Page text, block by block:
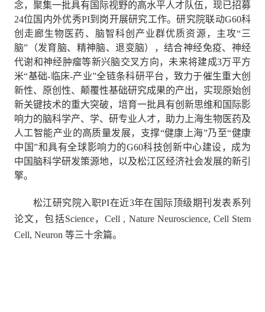
念，聚集一批具有国际视野的高水平人才队伍，现已招募
24位国内外优秀PI到岗开展研究工作。研究院联动G60科
创走廊生物医药、脑智科创产业群优质资源，主攻“三
脑” （发育脑、精神脑、退变脑），结合神经免疫、神经
代谢和神经肿瘤等新兴脑交叉方向，未来将建成3万平方
米“基础- 临床-产业”全链条科研平台，致力于催生重大创
新性、原创性、颠覆性基础研究成果的产出，实现原始创
新关键技术的重大突破，培育一批具有创新思维和国际影
响力的脑科学产、学、研专业人才，助力上海生物医药及
人工智能产业的高质量发展，支撑“健康上海”乃至“健康
中国”和具有全球影响力的G60科技创新中心建设，成为
中国脑科学研发策源地，以及松江区经济社会发展的新引
擎。
松江研究院入职PI在近3年在国际顶级期刊发表系列
论文，包括Science，Cell , Nature Neuroscience, Cell Stem
Cell, Neuron 等三十余篇。